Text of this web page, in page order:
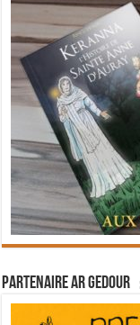
Partenaire Ar Gedour